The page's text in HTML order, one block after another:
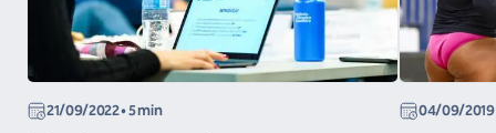
21/09/2022• 5 min 04/09/2019